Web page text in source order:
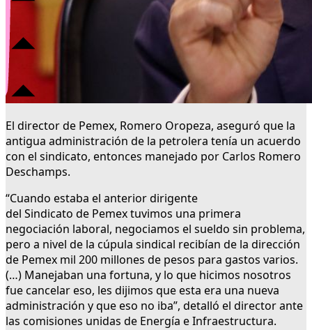
El director de Pemex, Romero Oropeza, aseguró que la
antigua administración de la petrolera tenía un acuerdo
con el sindicato, entonces manejado por Carlos Romero
Deschamps.
“Cuando estaba el anterior dirigente
del Sindicato de Pemex tuvimos una primera
negociación laboral, negociamos el sueldo sin problema,
pero a nivel de la cúpula sindical recibían de la dirección
de Pemex mil 200 millones de pesos para gastos varios.
(…) Manejaban una fortuna, y lo que hicimos nosotros
fue cancelar eso, les dijimos que esta era una nueva
administración y que eso no iba”, detalló el director ante
las comisiones unidas de Energía e Infraestructura.